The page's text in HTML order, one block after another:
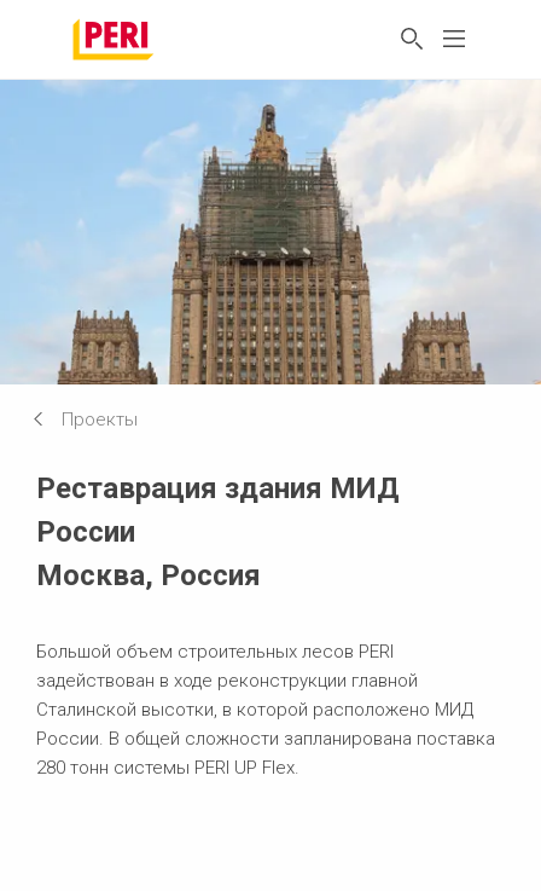
Проекты
Реставрация здания МИД
России
Москва, Россия
Большой объем строительных лесов PERI
задействован в ходе реконструкции главной
Сталинской высотки, в которой расположено МИД
России. В общей сложности запланирована поставка
280 тонн системы PERI UP Flex.